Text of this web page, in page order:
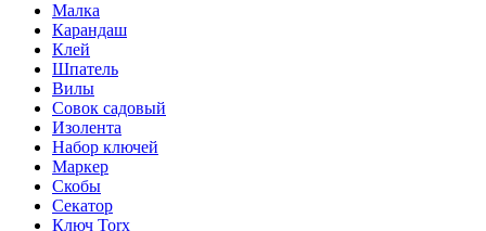
Малка
Карандаш
Клей
Шпатель
Вилы
Совок садовый
Изолента
Набор ключей
Маркер
Скобы
Секатор
Ключ Torx